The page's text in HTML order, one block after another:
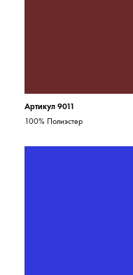
Артикул 9011
100% Полиэстер